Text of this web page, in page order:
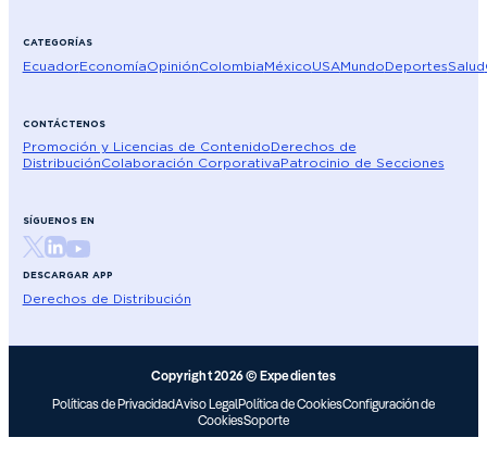
CATEGORÍAS
EcuadorEconomíaOpiniónColombiaMéxicoUSAMundoDeportesSalud
CONTÁCTENOS
Promoción y Licencias de ContenidoDerechos de
DistribuciónColaboración CorporativaPatrocinio de Secciones
SÍGUENOS EN
DESCARGAR APP
Derechos de Distribución
Copyright 2026 © Expedientes
Políticas de PrivacidadAviso LegalPolítica de CookiesConfiguración de
CookiesSoporte